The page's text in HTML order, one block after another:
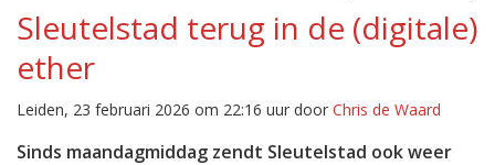
Sleutelstad terug in de (digitale)
ether
Leiden, 23 februari 2026 om 22:16 uur door Chris de Waard
Sinds maandagmiddag zendt Sleutelstad ook weer